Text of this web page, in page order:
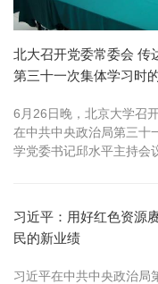
北大召开党委常委会 传
第三十一次集体学习时
6月26日晚，北京大学召
在中共中央政治局第三十
学党委书记邱水平主持会
习近平：用好红色资源
民的新业绩
习近平在中共中央政治局